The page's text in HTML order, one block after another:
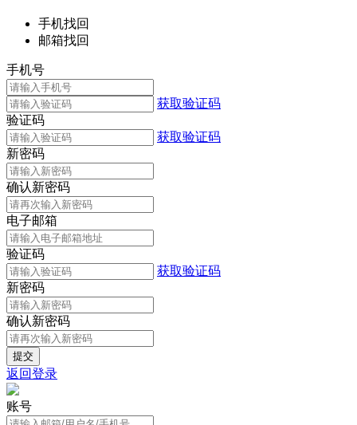
手机找回
邮箱找回
手机号
获取验证码
验证码
获取验证码
新密码
确认新密码
电子邮箱
验证码
获取验证码
新密码
确认新密码
返回登录
账号